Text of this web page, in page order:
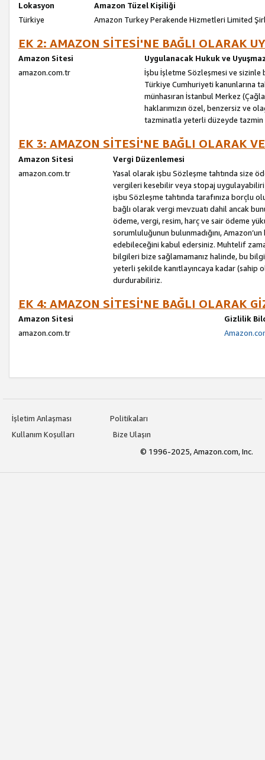
Lokasyon
Amazon Tüzel Kişiliği
Türkiye
Amazon Turkey Perakende Hizmetleri Limited
EK 2: AMAZON SİTESİ'NE BAĞLI OLARAK
Amazon Sitesi
Uygulanacak Hukuk ve
amazon.com.tr
İşbu İşletme Sözleşmesi ve sizinle
Türkiye Cumhuriyeti kanunlarına
münhasıran İstanbul Merkez
haklarımızın özel, benzersiz ve
tazminatla yeterli düzeyde
EK 3: AMAZON SİTESİ'NE BAĞLI OLARAK
Amazon Sitesi
Vergi Düzenlemesi
amazon.com.tr
Yasal olarak işbu Sözleşme tahtında size
vergileri kesebilir veya stopaj
işbu Sözleşme tahtında tarafınıza borçlu
bağlı olarak vergi mevzuatı dahil ancak
ödeme, vergi, resim, harç ve sair ödeme
sorumluluğunun bulunmadığını,
edebileceğini kabul edersiniz. Muhtelif
bilgileri bize sağlamamanız halinde, bu
yeterli şekilde kanıtlayıncaya kadar
durdurabiliriz.
EK 4: AMAZON SİTESİ'NE BAĞLI OLARAK
Amazon Sitesi
Gizlilik
amazon.com.tr
İşletim Anlaşması
Politikaları
Kullanım Koşulları
Bize Ulaşın
© 1996-2025, Amazon.com, Inc.